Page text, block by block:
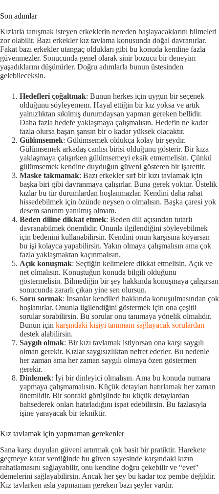
Son adımlar
Kızlarla tanışmak isteyen erkeklerin nereden başlayacaklarını bilmeleri
zor olabilir. Bazı erkekler kız tavlama konusunda doğal davranırlar.
Fakat bazı erkekler utangaç oldukları gibi bu konuda kendine fazla
güvenmezler. Sonucunda genel olarak sinir bozucu bir deneyim
yaşadıklarını düşünürler. Doğru adımlarla bunun üstesinden
gelebileceksin.
Hedefleri çoğaltmak: Bunun herkes için uygun bir seçenek
olduğunu söyleyemem. Hayal ettiğin bir kız yoksa ve artık
yalnızlıktan sıkılmış durumdaysan yapman gereken bellidir.
Daha fazla hedefe yaklaşmaya çalışmalısın. Hedefin ne kadar
fazla olursa başarı şansın bir o kadar yüksek olacaktır.
Gülümsemek: Gülümsemek oldukça kolay bir şeydir.
Gülümsemek arkadaş canlısı birisi olduğunu gösterir. Bir kıza
yaklaşmaya çalışırken gülümsemeyi eksik etmemelisin. Çünkü
gülümsemek kendine duyduğun güveni gösteren bir işarettir.
Maske takmamak: Bazı erkekler sırf bir kızı tavlamak için
başka biri gibi davranmaya çalışırlar. Buna gerek yoktur. Üstelik
kızlar bu tür durumlardan hoşlanmazlar. Kendini daha rahat
hissedebilmek için özünde neysen o olmalısın. Başka çaresi yok
desem sanırım yanılmış olmam.
Beden diline dikkat etmek: Beden dili açısından tutarlı
davranabilmek önemlidir. Onunla ilgilendiğini söyleyebilmek
için bedenini kullanabilirsin. Kendini onun karşısına koyarsan
bu işi kolayca yapabilirsin. Yakın olmaya çalışmalısın ama çok
fazla yaklaşmaktan kaçınmalısın.
Açık konuşmak: Seçtiğin kelimelere dikkat etmelisin. Açık ve
net olmalısın. Konuştuğun konuda bilgili olduğunu
göstermelisin. Bilmediğin bir şey hakkında konuşmaya çalışırsan
sonucunda zararlı çıkan yine sen olursun.
Soru sormak: İnsanlar kendileri hakkında konuşulmasından çok
hoşlanırlar. Onunla ilgilendiğini göstermek için ona çeşitli
sorular sorabilirsin. Bu sorular onu tanımaya yönelik olmalıdır.
Bunun için karşındaki kişiyi tanımanı sağlayacak sorulardan
destek alabilirsin.
Saygılı olmak: Bir kızı tavlamak istiyorsan ona karşı saygılı
olman gerekir. Kızlar saygısızlıktan nefret ederler. Bu nedenle
her zaman ama her zaman saygılı olmaya özen göstermen
gerekir.
Dinlemek: İyi bir dinleyici olmalısın. Ama bu konuda numara
yapmaya çalışmamalısın. Küçük detayları hatırlamak her zaman
önemlidir. Bir sonraki görüşünde bu küçük detaylardan
bahsederek onları hatırladığını ispat edebilirsin. Bu fazlasıyla
işine yarayacak bir tekniktir.
Kız tavlamak için yapmaman gerekenler
Sana karşı duyulan güveni artırmak çok basit bir pratiktir. Harekete
geçmeye karar verdiğinde bu güven sayesinde karşındaki kızın
rahatlamasını sağlayabilir, onu kendine doğru çekebilir ve “evet”
demelerini sağlayabilirsin. Ancak her şey bu kadar toz pembe değildir.
Kız tavlarken asla yapmaman gereken bazı şeyler vardır.